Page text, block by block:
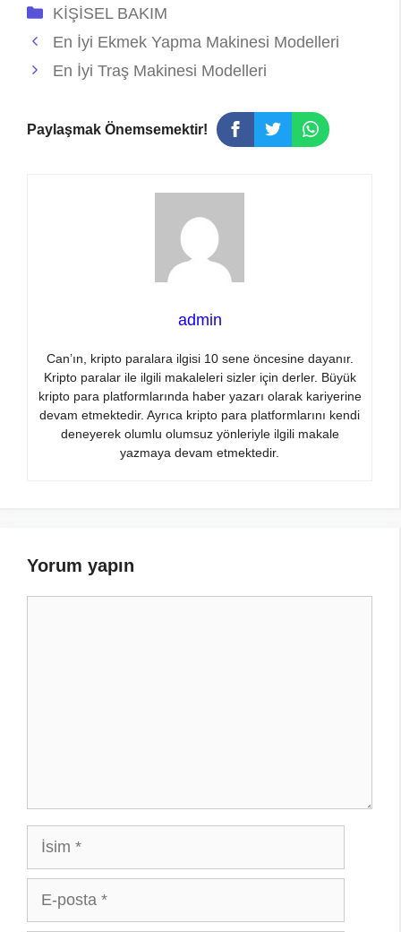
Kategoriler
KİŞİSEL BAKIM
En İyi Ekmek Yapma Makinesi Modelleri
En İyi Traş Makinesi Modelleri
Paylaşmak Önemsemektir!
admin
Can’ın, kripto paralara ilgisi 10 sene öncesine dayanır.
Kripto paralar ile ilgili makaleleri sizler için derler. Büyük
kripto para platformlarında haber yazarı olarak kariyerine
devam etmektedir. Ayrıca kripto para platformlarını kendi
deneyerek olumlu olumsuz yönleriyle ilgili makale
yazmaya devam etmektedir.
Yorum yapın
İsim
posta